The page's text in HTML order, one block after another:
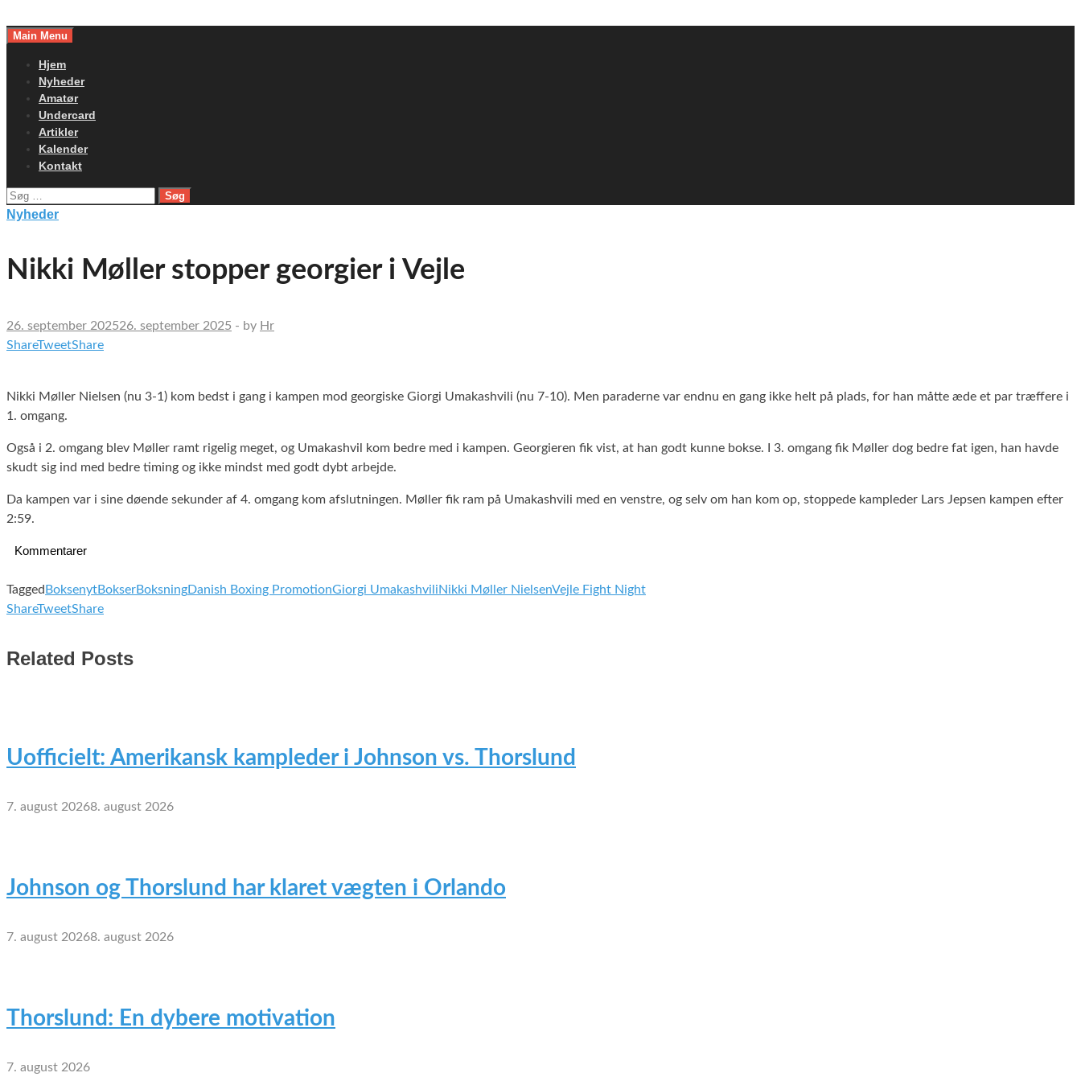
toMain Menu
Hjem
Nyheder
Amatør
Undercard
Artikler
Kalender
Kontakt
Søg
efter:
Nyheder
Nikki Møller stopper georgier i Vejle
26. september 202526. september 2025 - by Hr
ShareTweetShare
Nikki Møller Nielsen (nu 3-1) kom bedst i gang i kampen mod georgiske Giorgi Umakashvili (nu 7-10). Men paraderne var endnu en gang ikke helt på plads, for han måtte æde et par træffere i
1. omgang.
Også i 2. omgang blev Møller ramt rigelig meget, og Umakashvil kom bedre med i kampen. Georgieren fik vist, at han godt kunne bokse. I 3. omgang fik Møller dog bedre fat igen, han havde
skudt sig ind med bedre timing og ikke mindst med godt dybt arbejde.
Da kampen var i sine døende sekunder af 4. omgang kom afslutningen. Møller fik ram på Umakashvili med en venstre, og selv om han kom op, stoppede kampleder Lars Jepsen kampen efter
2:59.
Kommentarer
Tagged BoksenytBokserBoksningDanish Boxing PromotionGiorgi UmakashviliNikki Møller NielsenVejle Fight Night
ShareTweetShare
Related Posts
Uofficielt: Amerikansk kampleder i Johnson vs. Thorslund
7. august 20268. august 2026
Johnson og Thorslund har klaret vægten i Orlando
7. august 20268. august 2026
Thorslund: En dybere motivation
7. august 2026